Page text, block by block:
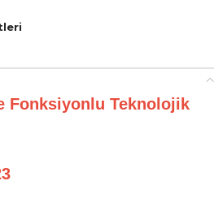
Fonksiyonlu Teknolojik